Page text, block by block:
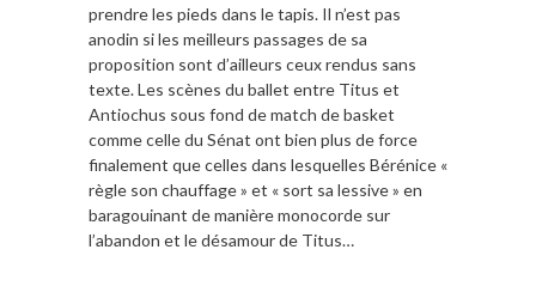
prendre les pieds dans le tapis. Il n’est pas
anodin si les meilleurs passages de sa
proposition sont d’ailleurs ceux rendus sans
texte. Les scènes du ballet entre Titus et
Antiochus sous fond de match de basket
comme celle du Sénat ont bien plus de force
finalement que celles dans lesquelles Bérénice «
règle son chauffage » et « sort sa lessive » en
baragouinant de manière monocorde sur
l’abandon et le désamour de Titus…